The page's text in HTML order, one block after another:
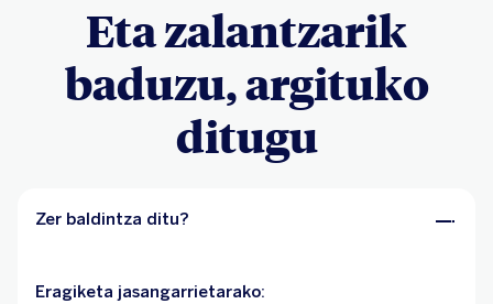
Eta zalantzarik
baduzu, argituko
ditugu
Zer baldintza ditu?
Eragiketa jasangarrietarako: